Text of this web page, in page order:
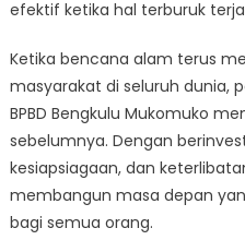
efektif ketika hal terburuk
Ketika bencana alam terus
masyarakat di seluruh dunia,
BPBD Bengkulu Mukomuko
sebelumnya. Dengan
kesiapsiagaan, dan
membangun masa depan
bagi semua orang.